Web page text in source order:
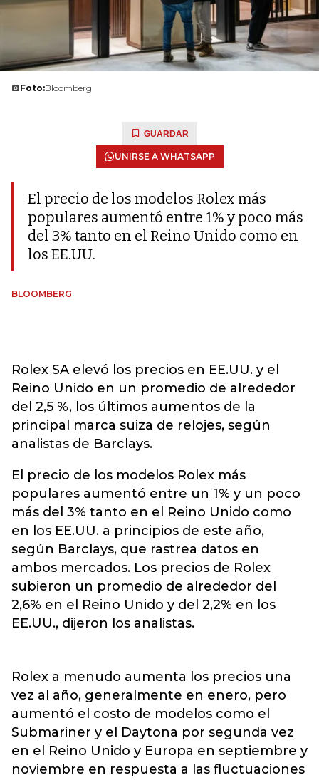
Foto:Bloomberg
GUARDAR
UNIRSE A WHATSAPP
El precio de los modelos Rolex más
populares aumentó entre 1% y poco más
del 3% tanto en el Reino Unido como en
los EE.UU.
BLOOMBERG
Rolex SA elevó los precios en EE.UU. y el
Reino Unido en un promedio de alrededor
del 2,5 %, los últimos aumentos de la
principal marca suiza de relojes, según
analistas de Barclays.
El precio de los modelos Rolex más
populares aumentó entre un 1% y un poco
más del 3% tanto en el Reino Unido como
en los EE.UU. a principios de este año,
según Barclays, que rastrea datos en
ambos mercados. Los precios de Rolex
subieron un promedio de alrededor del
2,6% en el Reino Unido y del 2,2% en los
EE.UU., dijeron los analistas.
Rolex a menudo aumenta los precios una
vez al año, generalmente en enero, pero
aumentó el costo de modelos como el
Submariner y el Daytona por segunda vez
en el Reino Unido y Europa en septiembre y
noviembre en respuesta a las fluctuaciones